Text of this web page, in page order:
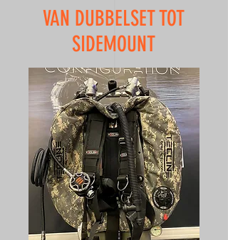
VAN DUBBELSET TOT
SIDEMOUNT